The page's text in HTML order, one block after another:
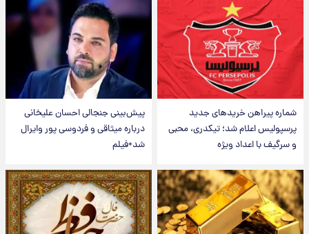
شماره پیراهن خریدهای جدید
پرسپولیس اعلام شد؛ تیکدری، محبی
و سرگیف با اعداد ویژه
پیش‌بینی جنجالی احسان علیخانی
درباره میثاقی و فردوسی پور وایرال
شد+فیلم